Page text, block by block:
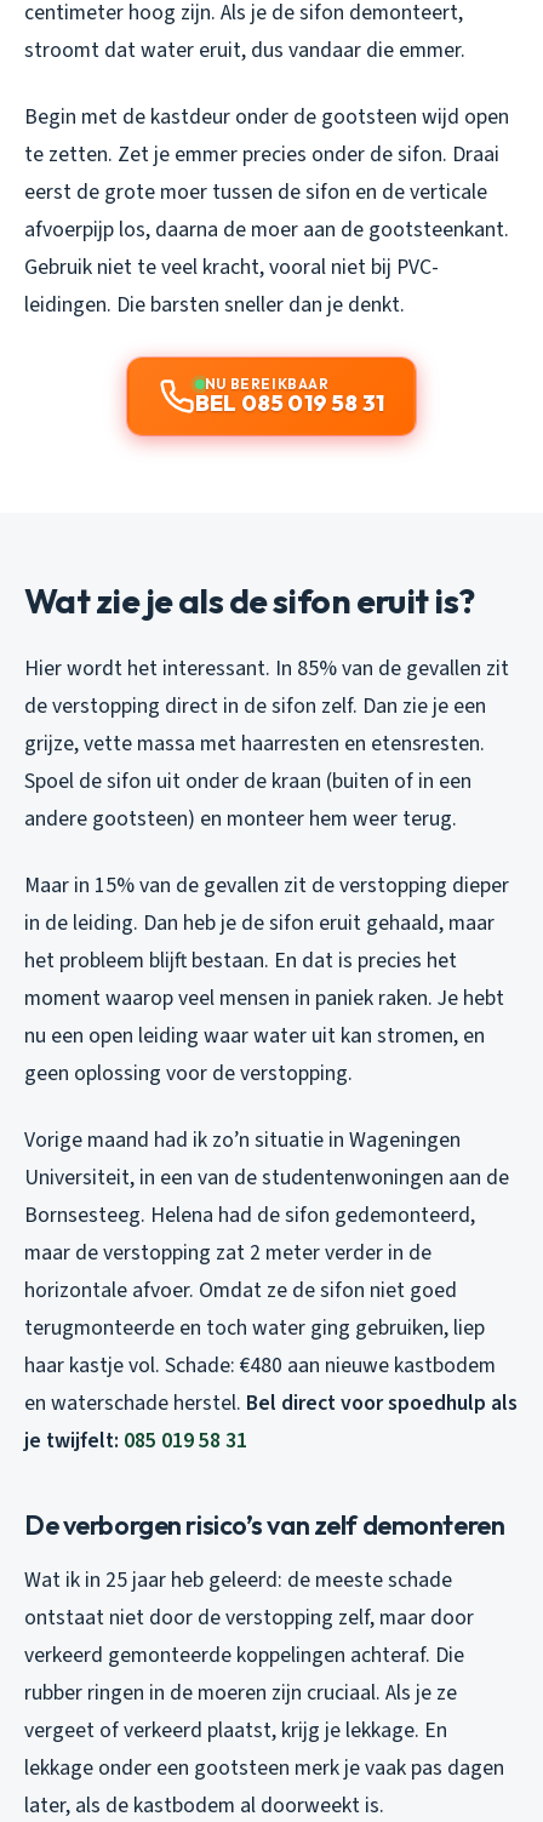
centimeter hoog zijn. Als je de sifon demonteert,
stroomt dat water eruit, dus vandaar die emmer.
Begin met de kastdeur onder de gootsteen wijd open
te zetten. Zet je emmer precies onder de sifon. Draai
eerst de grote moer tussen de sifon en de verticale
afvoerpijp los, daarna de moer aan de gootsteenkant.
Gebruik niet te veel kracht, vooral niet bij PVC-
leidingen. Die barsten sneller dan je denkt.
NU BEREIKBAAR
BEL 085 019 58 31
Wat zie je als de sifon eruit is?
Hier wordt het interessant. In 85% van de gevallen zit
de verstopping direct in de sifon zelf. Dan zie je een
grijze, vette massa met haarresten en etensresten.
Spoel de sifon uit onder de kraan (buiten of in een
andere gootsteen) en monteer hem weer terug.
Maar in 15% van de gevallen zit de verstopping dieper
in de leiding. Dan heb je de sifon eruit gehaald, maar
het probleem blijft bestaan. En dat is precies het
moment waarop veel mensen in paniek raken. Je hebt
nu een open leiding waar water uit kan stromen, en
geen oplossing voor de verstopping.
Vorige maand had ik zo’n situatie in Wageningen
Universiteit, in een van de studentenwoningen aan de
Bornsesteeg. Helena had de sifon gedemonteerd,
maar de verstopping zat 2 meter verder in de
horizontale afvoer. Omdat ze de sifon niet goed
terugmonteerde en toch water ging gebruiken, liep
haar kastje vol. Schade: €480 aan nieuwe kastbodem
en waterschade herstel. Bel direct voor spoedhulp als
je twijfelt: 085 019 58 31
De verborgen risico’s van zelf demonteren
Wat ik in 25 jaar heb geleerd: de meeste schade
ontstaat niet door de verstopping zelf, maar door
verkeerd gemonteerde koppelingen achteraf. Die
rubber ringen in de moeren zijn cruciaal. Als je ze
vergeet of verkeerd plaatst, krijg je lekkage. En
lekkage onder een gootsteen merk je vaak pas dagen
later, als de kastbodem al doorweekt is.